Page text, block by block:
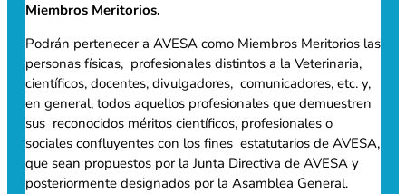
Miembros Meritorios.
Podrán pertenecer a AVESA como Miembros Meritorios las
personas físicas, profesionales distintos a la Veterinaria,
científicos, docentes, divulgadores, comunicadores, etc. y,
en general, todos aquellos profesionales que demuestren
sus reconocidos méritos científicos, profesionales o
sociales confluyentes con los fines estatutarios de AVESA,
que sean propuestos por la Junta Directiva de AVESA y
posteriormente designados por la Asamblea General.